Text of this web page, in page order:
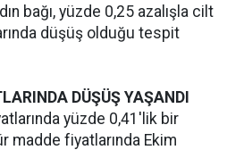
bağı, yüzde 0,25 azalışla cilt
düşüş olduğu tespit
DÜŞÜŞ YAŞANDI
yüzde 0,41'lik bir
madde fiyatlarında Ekim